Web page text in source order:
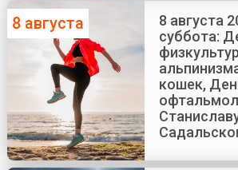
8 августа
8 августа
суббота:
кошек,